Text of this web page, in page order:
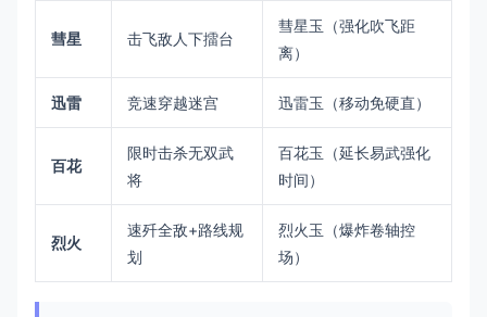
​彗星​ 击飞敌人下擂台
彗星玉（强化吹飞距
离）
​迅雷​ 竞速穿越迷宫 迅雷玉（移动免硬直）
​百花​
限时击杀无双武
将
百花玉（延长易武强化
时间）
​烈火​
速歼全敌+路线规
划
烈火玉（爆炸卷轴控
场）